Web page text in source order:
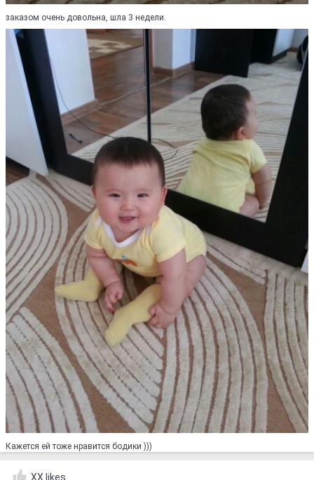
заказом очень довольна, шла 3 недели.
Кажется ей тоже нравится бодики )))
XX likes